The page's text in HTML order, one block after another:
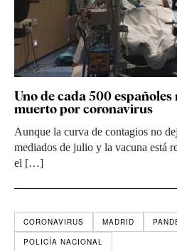
Uno de cada 500 españoles
muerto por coronavirus
Aunque la curva de contagios no
mediados de julio y la vacuna está
el […]
CORONAVIRUS MADRID
POLICÍA NACIONAL